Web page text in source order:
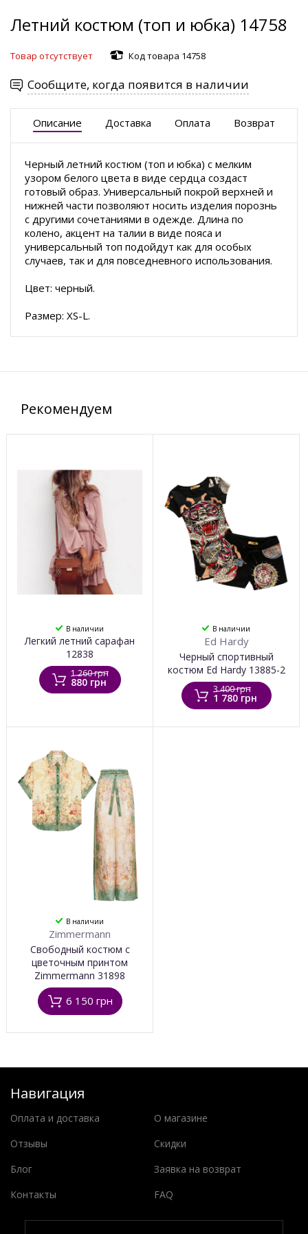
Летний костюм (топ и юбка) 14758
Товар отсутствует Код товара 14758
Сообщите, когда появится в наличии
Описание Доставка Оплата Возврат
Черный летний костюм (топ и юбка) с мелким
узором белого цвета в виде сердца создаст
готовый образ. Универсальный покрой верхней и
нижней части позволяют носить изделия порознь
с другими сочетаниями в одежде. Длина по
колено, акцент на талии в виде пояса и
универсальный топ подойдут как для особых
случаев, так и для повседневного использования.
Цвет: черный.
Размер: XS-L.
Рекомендуем
В наличии
Легкий летний сарафан
12838
1 260 грн
880 грн
В наличии
Ed Hardy
Черный спортивный
костюм Ed Hardy 13885-2
3 400 грн
1 780 грн
В наличии
Zimmermann
Свободный костюм c
цветочным принтом
Zimmermann 31898
6 150 грн
Навигация
Оплата и доставка
О магазине
Отзывы
Скидки
Блог
Заявка на возврат
Контакты
FAQ